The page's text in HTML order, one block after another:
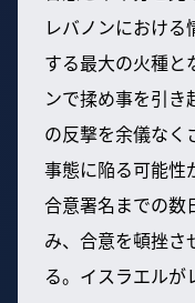
レバノンにおけ
する最大の火種と
ンで揉め事を引き
の反撃を余儀なく
事態に陥る可能性
合意署名までの数
み、合意を頓挫さ
る。イスラエルが